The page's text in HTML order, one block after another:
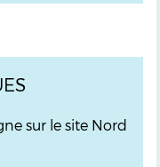
sur le site Nord